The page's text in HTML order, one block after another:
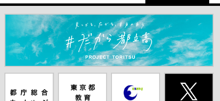
＃だから都立高（別ウインドウが開きます）
ムページ（別
員会（別ウイ
ピーキングテ
（別ウインド